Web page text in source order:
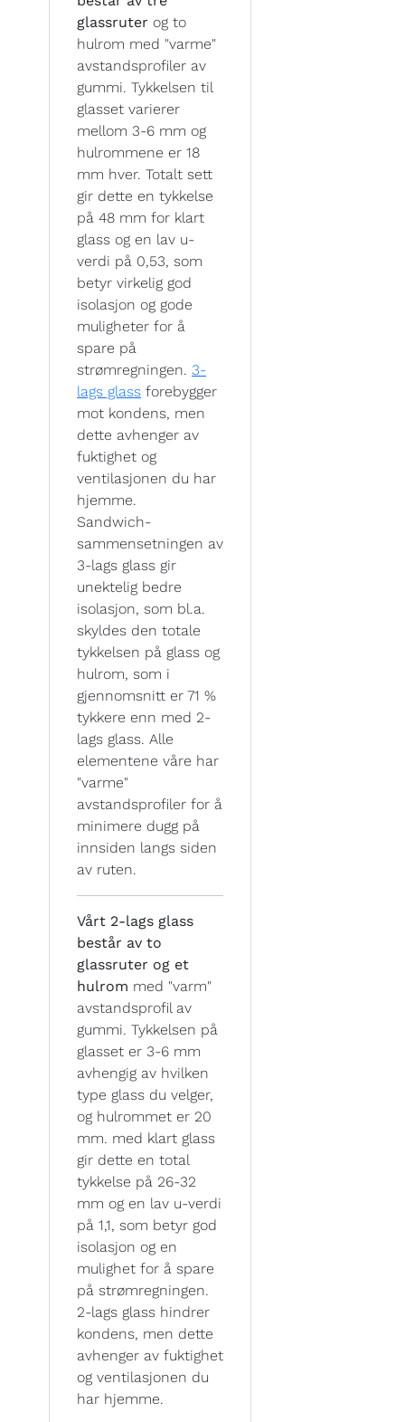
glassruter og to
hulrom med "varme"
avstandsprofiler av
gummi. Tykkelsen til
glasset varierer
mellom 3-6 mm og
hulrommene er 18
mm hver. Totalt sett
gir dette en tykkelse
på 48 mm for klart
glass og en lav u-
verdi på 0,53, som
betyr virkelig god
isolasjon og gode
muligheter for å
spare på
strømregningen. 3-
lags glass forebygger
mot kondens, men
dette avhenger av
fuktighet og
ventilasjonen du har
hjemme.
Sandwich-
sammensetningen av
3-lags glass gir
unektelig bedre
isolasjon, som bl.a.
skyldes den totale
tykkelsen på glass og
hulrom, som i
gjennomsnitt er 71 %
tykkere enn med 2-
lags glass. Alle
elementene våre har
"varme"
avstandsprofiler for å
minimere dugg på
innsiden langs siden
av ruten.
Vårt 2-lags glass
består av to
glassruter og et
hulrom med "varm"
avstandsprofil av
gummi. Tykkelsen på
glasset er 3-6 mm
avhengig av hvilken
type glass du velger,
og hulrommet er 20
mm. med klart glass
gir dette en total
tykkelse på 26-32
mm og en lav u-verdi
på 1,1, som betyr god
isolasjon og en
mulighet for å spare
på strømregningen.
2-lags glass hindrer
kondens, men dette
avhenger av fuktighet
og ventilasjonen du
har hjemme.